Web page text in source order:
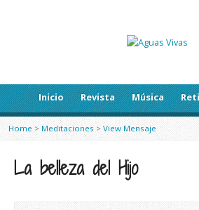
Inicio Revista Música
Home > Meditaciones> View Mensaje
La belleza del Hijo